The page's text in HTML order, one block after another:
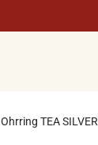
Ohrring TEA SILVER